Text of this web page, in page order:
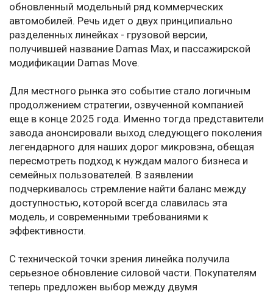
обновленный модельный ряд коммерческих
автомобилей. Речь идет о двух принципиально
разделенных линейках - грузовой версии,
получившей название Damas Max, и пассажирской
модификации Damas Move.
Для местного рынка это событие стало логичным
продолжением стратегии, озвученной компанией
еще в конце 2025 года. Именно тогда представители
завода анонсировали выход следующего поколения
легендарного для наших дорог микровэна, обещая
пересмотреть подход к нуждам малого бизнеса и
семейных пользователей. В заявлении
подчеркивалось стремление найти баланс между
доступностью, которой всегда славилась эта
модель, и современными требованиями к
эффективности.
С технической точки зрения линейка получила
серьезное обновление силовой части. Покупателям
теперь предложен выбор между двумя